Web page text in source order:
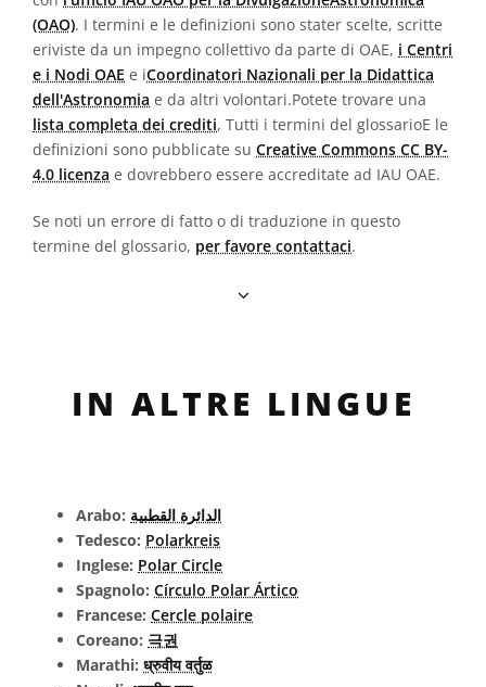
(OAO). I termini e le definizioni sono stater scelte, scritte
eriviste da un impegno collettivo da parte di OAE, i Centri
e i Nodi OAE e iCoordinatori Nazionali per la Didattica
dell'Astronomia e da altri volontari.Potete trovare una
lista completa dei crediti, Tutti i termini del glossarioE le
definizioni sono pubblicate su Creative Commons CC BY-
4.0 licenza e dovrebbero essere accreditate ad IAU OAE.
Se noti un errore di fatto o di traduzione in questo
termine del glossario, per favore contattaci.
IN ALTRE LINGUE
Arabo: الدائرة القطبية
Tedesco: Polarkreis
Inglese: Polar Circle
Spagnolo: Círculo Polar Ártico
Francese: Cercle polaire
Coreano: 극권
Marathi: ध्रुवीय वर्तुळ